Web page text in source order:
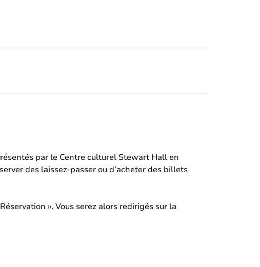
par le Centre culturel Stewart Hall en
des laissez-passer ou d’acheter des billets
». Vous serez alors redirigés sur la